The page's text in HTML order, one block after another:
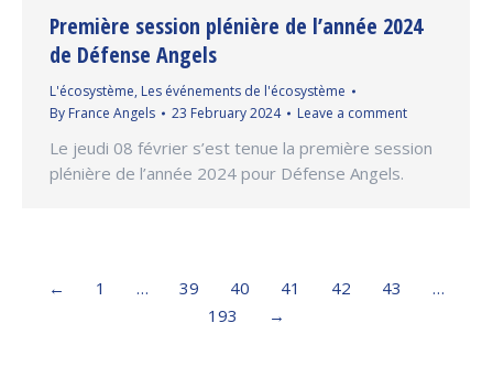
Première session plénière de l’année 2024
de Défense Angels
L'écosystème, Les événements de l'écosystème
By France Angels 23 February 2024 Leave a comment
Le jeudi 08 février s’est tenue la première session
plénière de l’année 2024 pour Défense Angels.
← 1 … 39 40 41 42 43
…
193
→